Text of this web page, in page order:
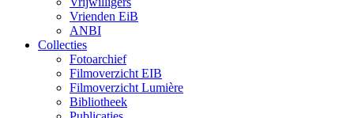
Vrienden EiB
ANBI
Collecties
Fotoarchief
Filmoverzicht EIB
Filmoverzicht Lumière
Bibliotheek